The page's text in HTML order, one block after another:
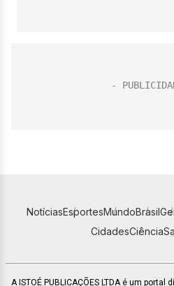
NotíciasEsportesMundoBrasil
CidadesCiência
A ISTOÉ PUBLICAÇÕES LTDA é um